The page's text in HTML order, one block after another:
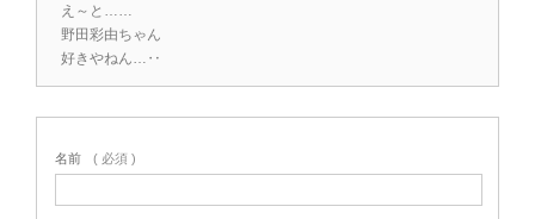
え～と……
野田彩由ちゃん
好きやねん…‥
名前 ( 必須 )